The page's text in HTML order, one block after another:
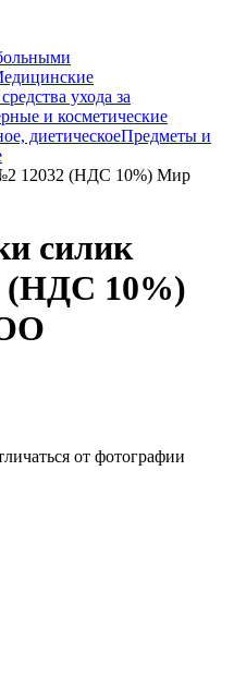
ухода за
и косметические
диетическоеПредметы и
12032 (НДС 10%) Мир
силик
(НДС 10%)
от фотографии